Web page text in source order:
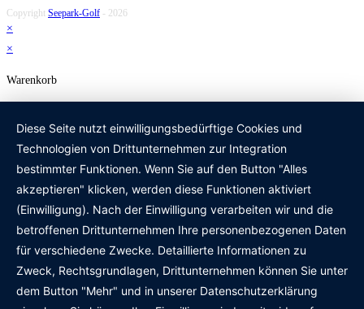
Copyright Seepark-Golf - 2026
×
×
Warenkorb
Diese Seite nutzt einwilligungsbedürftige Cookies und
Technologien von Drittunternehmen zur Integration
bestimmter Funktionen. Wenn Sie auf den Button "Alles
akzeptieren" klicken, werden diese Funktionen aktiviert
(Einwilligung). Nach der Einwilligung verarbeiten wir und die
betroffenen Drittunternehmen Ihre personenbezogenen Daten
für verschiedene Zwecke. Detaillierte Informationen zu
Zweck, Rechtsgrundlagen, Drittunternehmen können Sie unter
dem Button "Mehr" und in unserer Datenschutzerklärung